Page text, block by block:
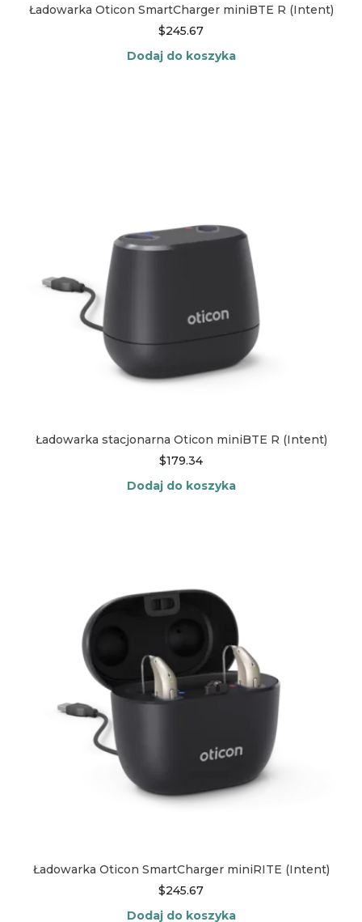
Ładowarka Oticon SmartCharger miniBTE R (Intent)
$245.67
Dodaj do koszyka
Ładowarka stacjonarna Oticon miniBTE R (Intent)
$179.34
Dodaj do koszyka
Ładowarka Oticon SmartCharger miniRITE (Intent)
$245.67
Dodaj do koszyka